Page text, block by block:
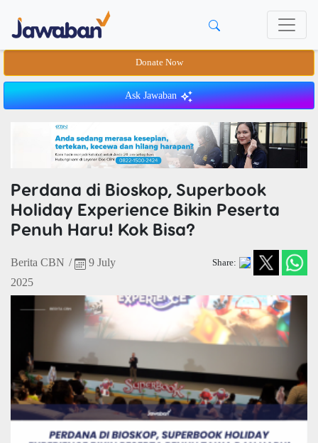
Donate Now
Ask Jawaban
Perdana di Bioskop, Superbook
Holiday Experience Bikin Peserta
Penuh Haru! Kok Bisa?
Berita CBN /
9 July
2025
Share: